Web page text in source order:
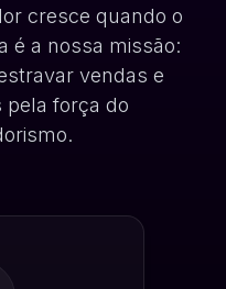
cresce quando o
é a nossa missão:
vendas e
força do